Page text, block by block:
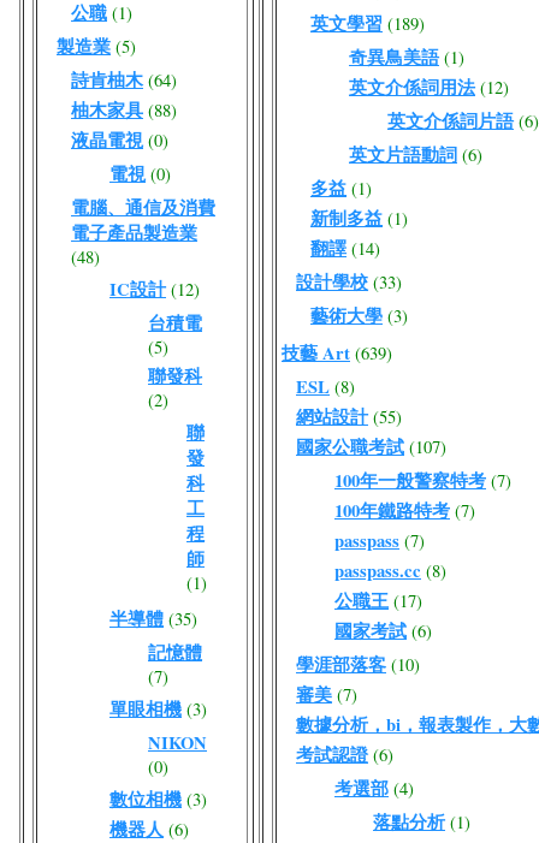
公職 (1)
製造業 (5)
詩肯柚木 (64)
柚木家具 (88)
液晶電視 (0)
電視 (0)
電腦、通信及消費
電子產品製造業
(48)
IC設計 (12)
台積電
(5)
聯發科
(2)
聯
發
科
工
程
師
(1)
半導體 (35)
記憶體
(7)
單眼相機 (3)
NIKON
(0)
數位相機 (3)
機器人 (6)
英文學習 (189)
奇異鳥美語 (1)
英文介係詞用法 (12)
英文介係詞片語 (6)
英文片語動詞 (6)
多益 (1)
新制多益 (1)
翻譯 (14)
設計學校 (33)
藝術大學 (3)
技藝 Art (639)
ESL (8)
網站設計 (55)
國家公職考試 (107)
100年一般警察特考 (7)
100年鐵路特考 (7)
passpass (7)
passpass.cc (8)
公職王 (17)
國家考試 (6)
學涯部落客 (10)
審美 (7)
數據分析，bi，報表製作，大
考試認證 (6)
考選部 (4)
落點分析 (1)